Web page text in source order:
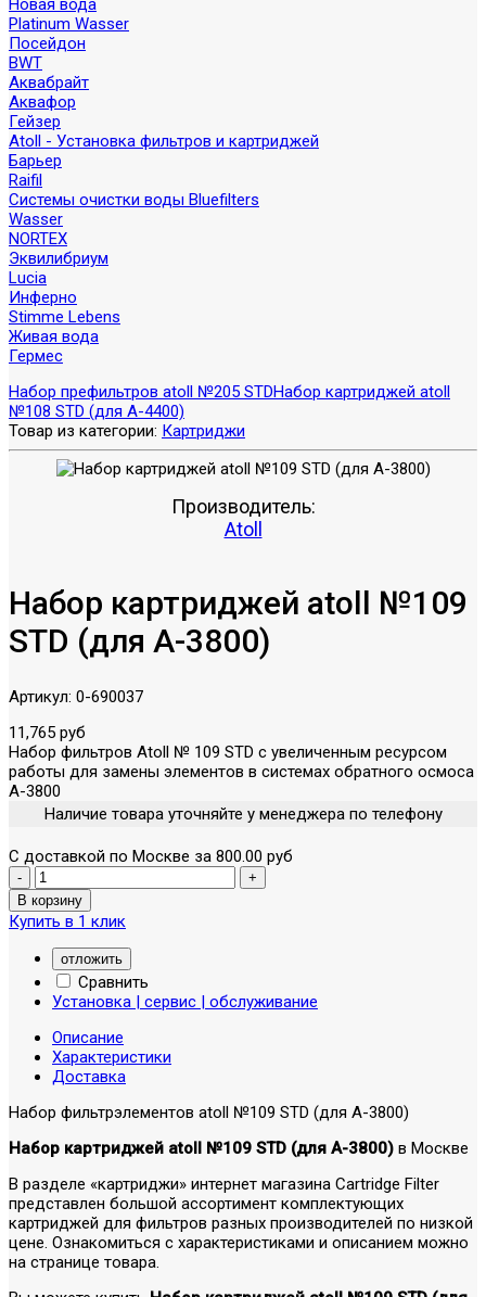
Новая вода
Platinum Wasser
Посейдон
BWT
Аквабрайт
Аквафор
Гейзер
Atoll - Установка фильтров и картриджей
Барьер
Raifil
Системы очистки воды Bluefilters
Wasser
NORTEX
Эквилибриум
Lucia
Инферно
Stimme Lebens
Живая вода
Гермес
Набор префильтров atoll №205 STDНабор картриджей atoll
№108 STD (для А-4400)
Товар из категории: Картриджи
Производитель:
Atoll
Набор картриджей atoll №109
STD (для А-3800)
Артикул: 0-690037
11,765 руб
Набор фильтров Atoll № 109 STD с увеличенным ресурсом
работы для замены элементов в системах обратного осмоса
А-3800
Наличие товара уточняйте у менеджера по телефону
С доставкой по Москве за 800.00 руб
Купить в 1 клик
отложить
Сравнить
Установка | сервис | обслуживание
Описание
Характеристики
Доставка
Набор фильтрэлементов atoll №109 STD (для А-3800)
Набор картриджей atoll №109 STD (для А-3800) в Москве
В разделе «картриджи» интернет магазина Cartridge Filter
представлен большой ассортимент комплектующих
картриджей для фильтров разных производителей по низкой
цене. Ознакомиться с характеристиками и описанием можно
на странице товара.